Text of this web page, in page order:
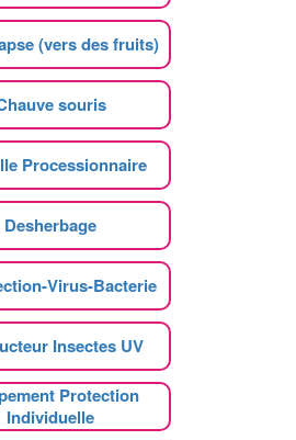
(vers des fruits)
souris
Processionnaire
Desherbage
Virus-Bacterie
Insectes UV
Protection
Individuelle